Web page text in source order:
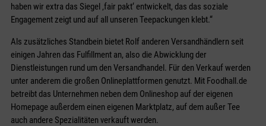
haben wir extra das Siegel ‚fair pakt‘ entwickelt, das das soziale
Engagement zeigt und auf all unseren Teepackungen klebt.“
Als zusätzliches Standbein bietet Rolf anderen Versandhändlern seit
einigen Jahren das Fulfillment an, also die Abwicklung der
Dienstleistungen rund um den Versandhandel. Für den Verkauf werden
unter anderem die großen Onlineplattformen genutzt. Mit Foodhall.de
betreibt das Unternehmen neben dem Onlineshop auf der eigenen
Homepage außerdem einen eigenen Marktplatz, auf dem außer Tee
auch andere Spezialitäten verkauft werden.